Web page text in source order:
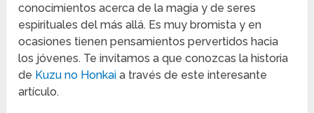
conocimientos acerca de la magia y de seres
espirituales del más allá. Es muy bromista y en
ocasiones tienen pensamientos pervertidos hacia
los jóvenes. Te invitamos a que conozcas la historia
de Kuzu no Honkai a través de este interesante
artículo.